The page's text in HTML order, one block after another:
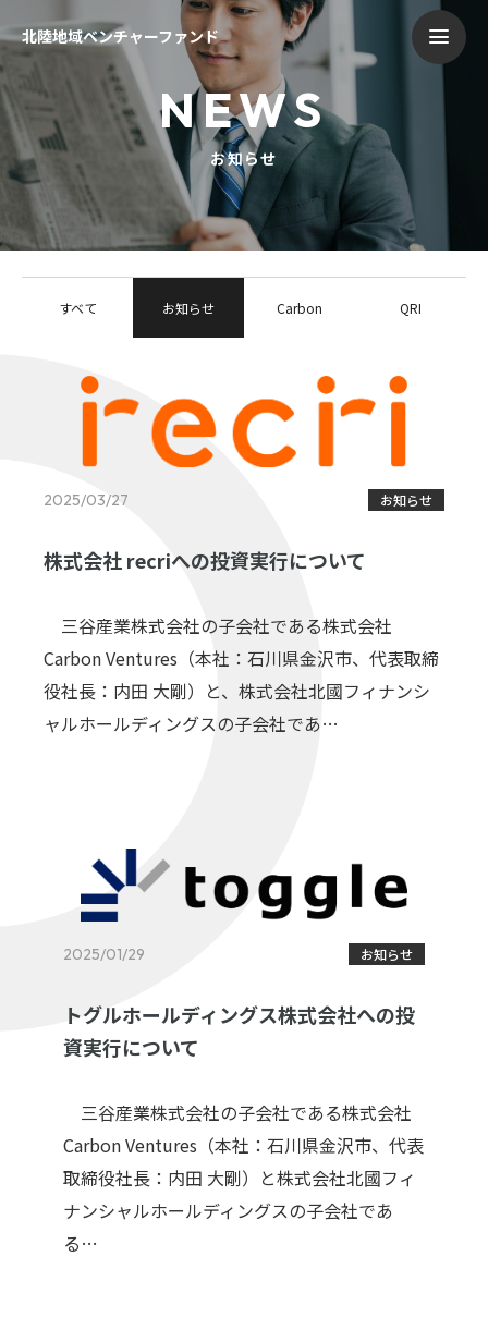
北陸地域ベンチャーファンド
NEWS
お知らせ
すべて お知らせ Carbon QRI
2025/03/27 お知らせ
株式会社 recriへの投資実行について
三谷産業株式会社の子会社である株式会社
Carbon Ventures（本社：石川県金沢市、代表取締
役社長：内田 大剛）と、株式会社北國フィナンシ
ャルホールディングスの子会社であ…
2025/01/29 お知らせ
トグルホールディングス株式会社への投
資実行について
三谷産業株式会社の子会社である株式会社
Carbon Ventures（本社：石川県金沢市、代表
取締役社長：内田 大剛）と株式会社北國フィ
ナンシャルホールディングスの子会社であ
る…